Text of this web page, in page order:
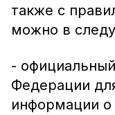
также с
можно в
-
Федерации
информации о